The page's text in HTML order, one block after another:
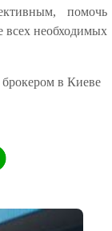
помочь
всех необходимых
в Киеве